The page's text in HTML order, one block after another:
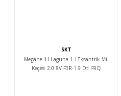
SKT
Megane 1-I Laguna 1-I Eksantrik Mil
Keçesi 2.0 8V F3R-1.9 Dti F9Q